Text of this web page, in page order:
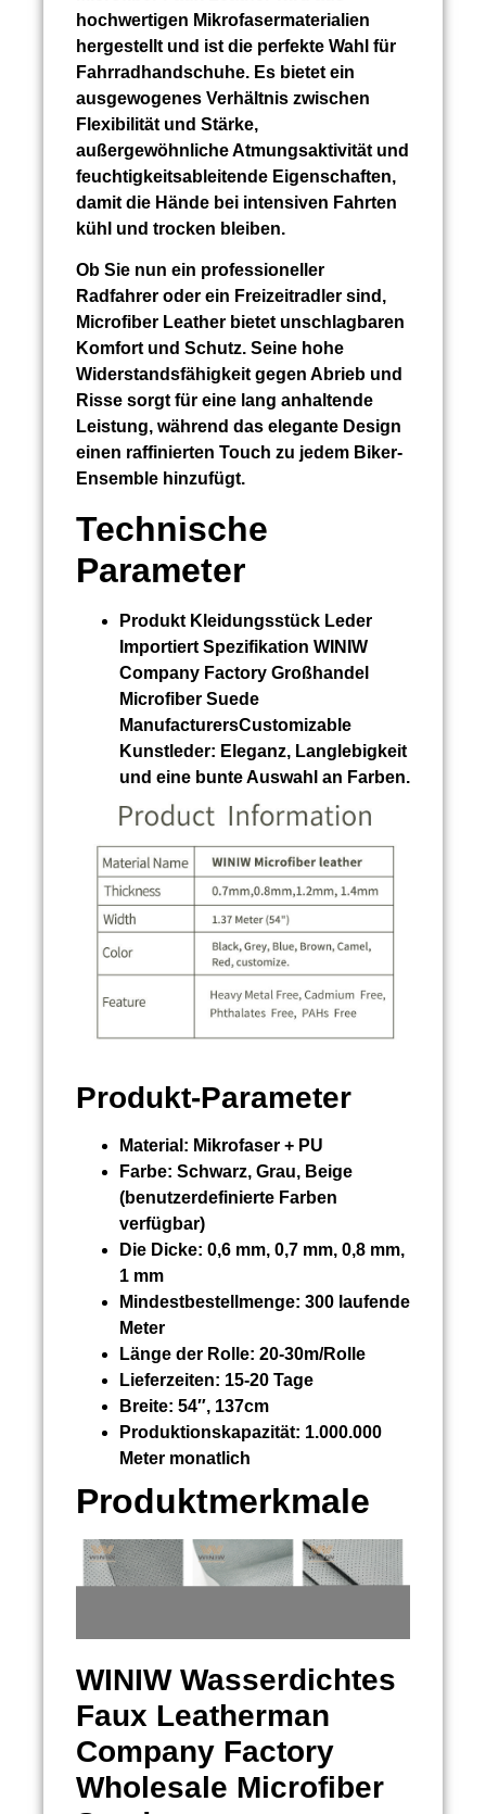
hochwertigen Mikrofasermaterialien
hergestellt und ist die perfekte Wahl für
Fahrradhandschuhe. Es bietet ein
ausgewogenes Verhältnis zwischen
Flexibilität und Stärke,
außergewöhnliche Atmungsaktivität und
feuchtigkeitsableitende Eigenschaften,
damit die Hände bei intensiven Fahrten
kühl und trocken bleiben.
Ob Sie nun ein professioneller
Radfahrer oder ein Freizeitradler sind,
Microfiber Leather bietet unschlagbaren
Komfort und Schutz. Seine hohe
Widerstandsfähigkeit gegen Abrieb und
Risse sorgt für eine lang anhaltende
Leistung, während das elegante Design
einen raffinierten Touch zu jedem Biker-
Ensemble hinzufügt.
Technische
Parameter
Produkt Kleidungsstück Leder
Importiert Spezifikation WINIW
Company Factory Großhandel
Microfiber Suede
ManufacturersCustomizable
Kunstleder: Eleganz, Langlebigkeit
und eine bunte Auswahl an Farben.
Produkt-Parameter
Material: Mikrofaser + PU
Farbe: Schwarz, Grau, Beige
(benutzerdefinierte Farben
verfügbar)
Die Dicke: 0,6 mm, 0,7 mm, 0,8 mm,
1 mm
Mindestbestellmenge: 300 laufende
Meter
Länge der Rolle: 20-30m/Rolle
Lieferzeiten: 15-20 Tage
Breite: 54″, 137cm
Produktionskapazität: 1.000.000
Meter monatlich
Produktmerkmale
WINIW Wasserdichtes
Faux Leatherman
Company Factory
Wholesale Microfiber